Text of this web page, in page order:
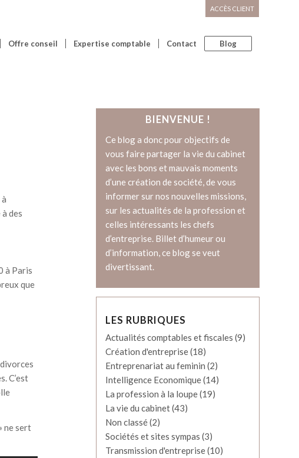
ACCÈS CLIENT
Offre conseil Expertise comptable Contact Blog
des
à Paris
que
C’est
ne sert
BIENVENUE !
Ce blog a donc pour objectifs de
vous faire partager la vie du cabinet
avec les bons et mauvais moments
d’une création de société, de vous
informer sur nos nouvelles missions,
sur les actualités de la profession et
celles intéressants les chefs
d’entreprise. Billet d’humeur ou
d’information, ce blog se veut
divertissant.
LES RUBRIQUES
Actualités comptables et fiscales (9)
Création d'entreprise(18)
Entreprenariat au feminin (2)
Intelligence Economique(14)
La profession à la loupe(19)
La vie du cabinet(43)
Non classé(2)
Sociétés et sites sympas (3)
Transmission d'entreprise(10)